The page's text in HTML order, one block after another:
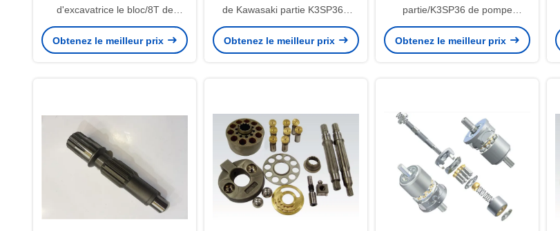
d'excavatrice le bloc/8T de
culasse de Kawasaki K3SVD36
partie la série de K3V
Obtenez le meilleur prix
de Kawasaki partie K3SP36C
K3SP36B K3SVD36 disponible
Obtenez le meilleur prix
partie/K3SP36 de pompe
hydraulique de Kawasaki de
moteur de voyage
Obtenez le meilleur prix